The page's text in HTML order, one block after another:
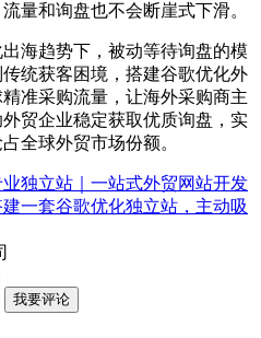
量和询盘也不会断崖式下滑。
海趋势下，被动等待询盘的模
统获客困境，搭建谷歌优化外
准采购流量，让海外采购商主
贸企业稳定获取优质询盘，实
全球外贸市场份额。
独立站｜一站式外贸网站开发
一套谷歌优化独立站，主动吸